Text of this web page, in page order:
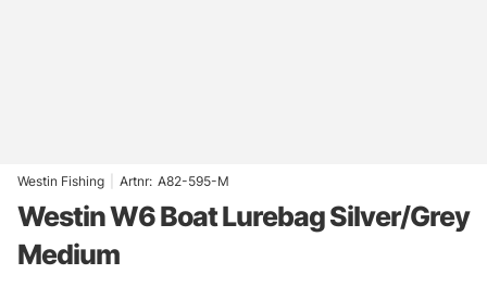
Westin Fishing Artnr: A82-595-M
Westin W6 Boat Lurebag Silver/Grey
Medium